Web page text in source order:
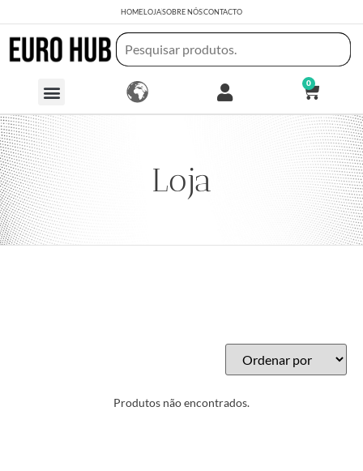
HOMELOJASOBRE NÓSCONTACTO
0
Loja
Produtos não encontrados.